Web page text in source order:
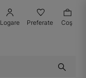
Logare Preferate Coş